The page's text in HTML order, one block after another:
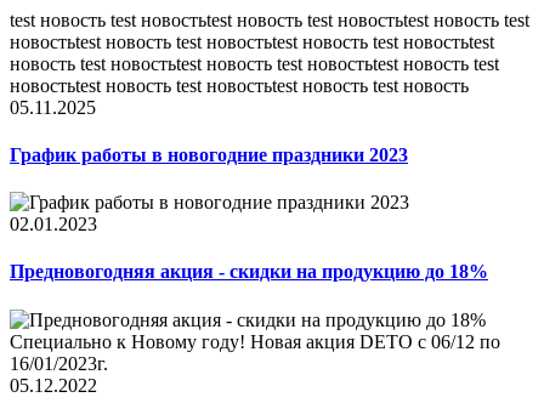
test новость test новостьtest новость test новостьtest новость test
новостьtest новость test новостьtest новость test новостьtest
новость test новостьtest новость test новостьtest новость test
новостьtest новость test новостьtest новость test новость
05.11.2025
График работы в новогодние праздники 2023
02.01.2023
Предновогодняя акция - скидки на продукцию до 18%
Специально к Новому году! Новая акция DETO c 06/12 по
16/01/2023г.
05.12.2022